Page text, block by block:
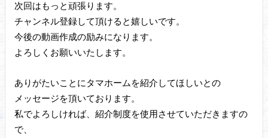
次回はもっと頑張ります。
チャンネル登録して頂けると嬉しいです。
今後の動画作成の励みになります。
よろしくお願いいたします。
ありがたいことにタマホームを紹介してほしいとの
メッセージを頂いております。
私でよろしければ、紹介制度を使用させていただきますの
で、